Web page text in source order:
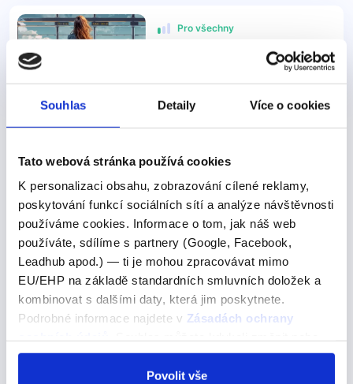
Souhlas Detaily Více o cookies
Tato webová stránka používá cookies
K personalizaci obsahu, zobrazování cílené reklamy,
poskytování funkcí sociálních sítí a analýze návštěvnosti
používáme cookies. Informace o tom, jak náš web
používáte, sdílíme s partnery (Google, Facebook,
Leadhub apod.) — ti je mohou zpracovávat mimo
EU/EHP na základě standardních smluvních doložek a
kombinovat s dalšími daty, která jim poskytnete.
Podrobné informace najdete v Zásadách ochrany
odvolat v nastavení cookies, případně se obrátit na
Povolit vše
Pro všechny
Angličtina na letišti a v letadle
Detail
slovníku
Anglické zkratky v chatu
Anglické zkratky v chatu
V online komunikaci, ať už na sociálních sítích, v chatovacích
aplikacích nebo e-mailech, se běžně používají anglické
zkratky.
V online komunikaci, ať už na sociálních sítích, v
chatovacích aplikacích nebo e-mailech, se běžně
používají anglické zkratky. Pokud s nimi teprve